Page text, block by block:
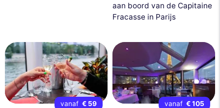
aan boord van de Capitaine
Fracasse in Parijs
vanaf € 59 vanaf € 105